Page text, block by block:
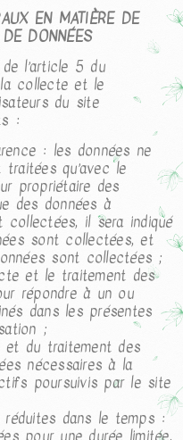
EN MATIÈRE DE
DONNÉES
l’article 5 du
collecte et le
du site
:
: les données ne
qu’avec le
propriétaire des
des données à
collectées, il sera indiqué
sont collectées, et
sont collectées ;
et le traitement des
répondre à un ou
dans les présentes
;
et du traitement des
nécessaires à la
poursuivis par le site
réduites dans le temps :